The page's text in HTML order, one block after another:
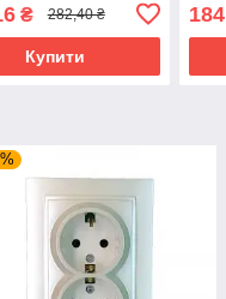
₴ 282,40 ₴
Купити